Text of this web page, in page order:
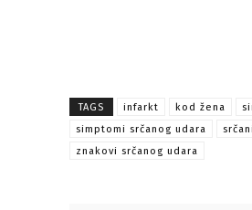
TAGS infarkt kod žena
simptomi srčanog udara
znakovi srčanog udara